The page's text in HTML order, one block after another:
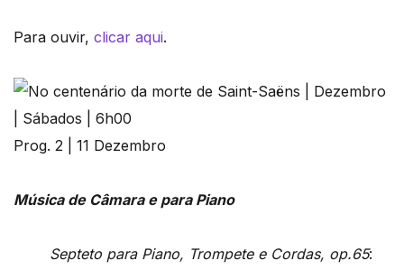
Para ouvir, clicar aqui.
Prog. 2 | 11 Dezembro
Música de Câmara e para Piano
Septeto para Piano, Trompete e Cordas, op.65: